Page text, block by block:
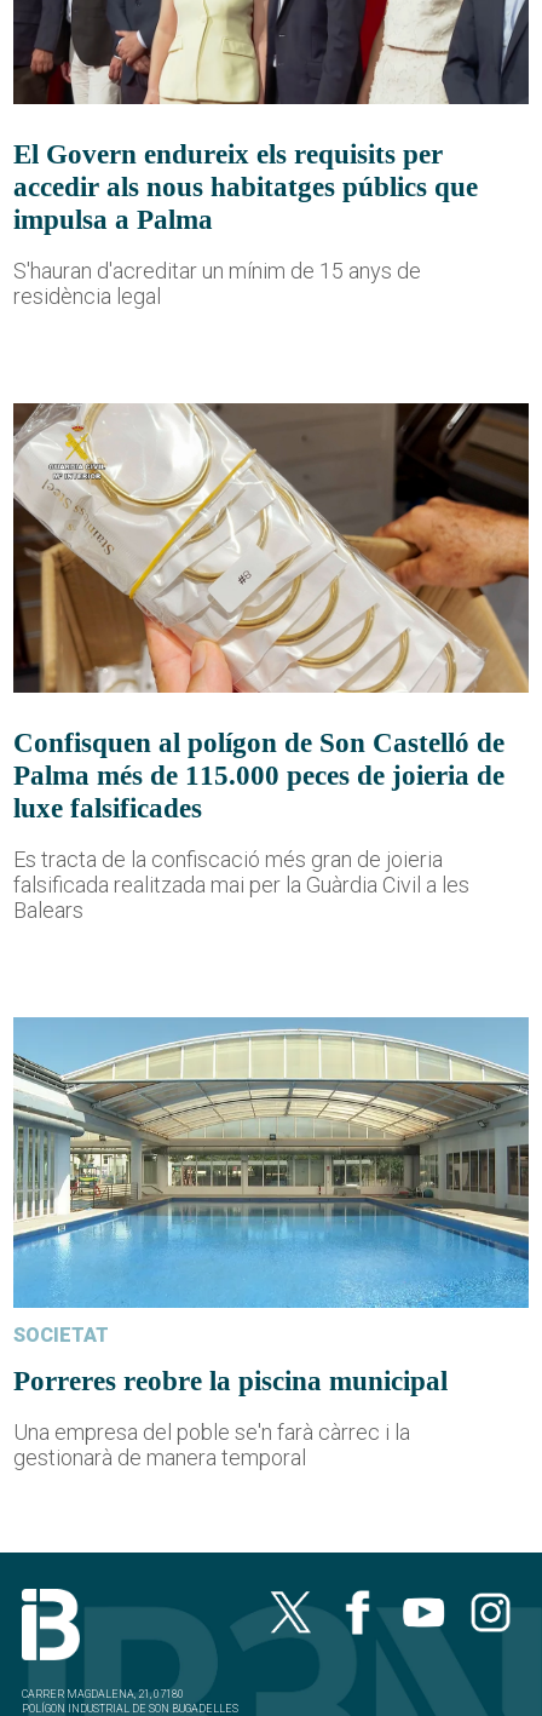
El Govern endureix els requisits per
accedir als nous habitatges públics que
impulsa a Palma
S'hauran d'acreditar un mínim de 15 anys de
residència legal
Confisquen al polígon de Son Castelló de
Palma més de 115.000 peces de joieria de
luxe falsificades
Es tracta de la confiscació més gran de joieria
falsificada realitzada mai per la Guàrdia Civil a les
Balears
SOCIETAT
Porreres reobre la piscina municipal
Una empresa del poble se'n farà càrrec i la
gestionarà de manera temporal
CARRER MAGDALENA, 21, 07180
POLÍGON INDUSTRIAL DE SON BUGADELLES